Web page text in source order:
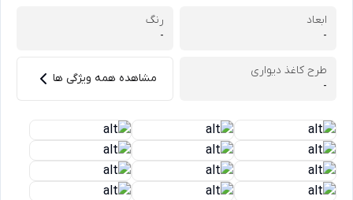
ابعاد
-
رنگ
-
طرح کاغذ دیواری
-
مشاهده همه ویژگی ها